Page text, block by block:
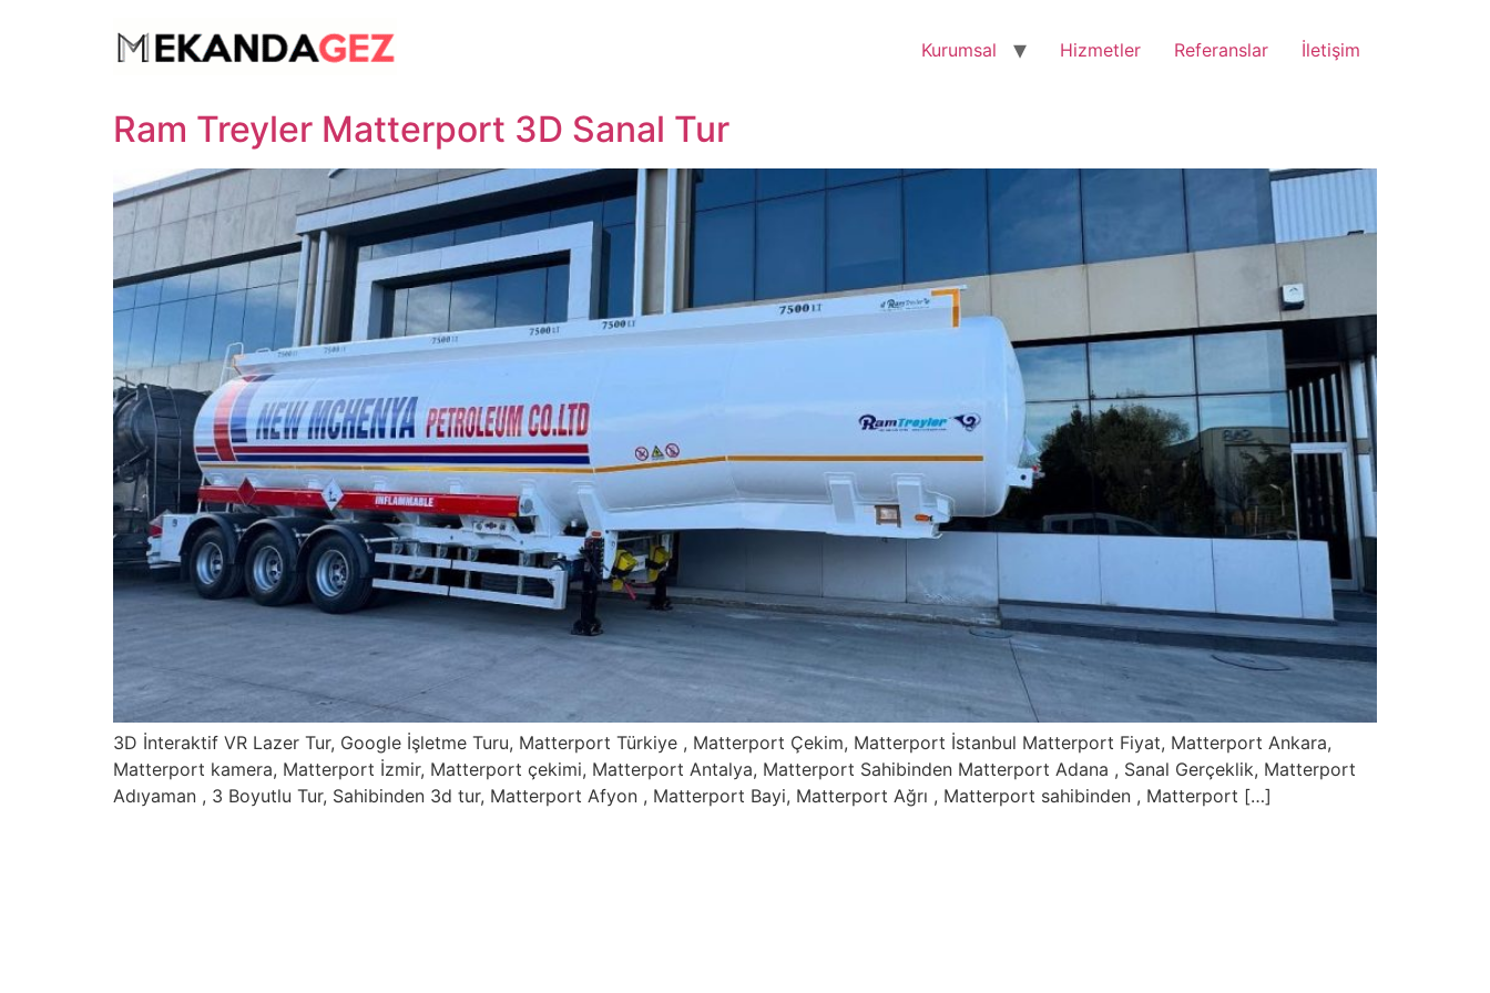
Kurumsal Hizmetler Referanslar İletişim
Ram Treyler Matterport 3D Sanal Tur
3D İnteraktif VR Lazer Tur, Google İşletme Turu, Matterport Türkiye , Matterport Çekim, Matterport İstanbul Matterport Fiyat, Matterport Ankara,
Matterport kamera, Matterport İzmir, Matterport çekimi, Matterport Antalya, Matterport Sahibinden Matterport Adana , Sanal Gerçeklik, Matterport
Adıyaman , 3 Boyutlu Tur, Sahibinden 3d tur, Matterport Afyon , Matterport Bayi, Matterport Ağrı , Matterport sahibinden , Matterport […]